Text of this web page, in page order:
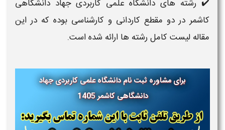
✔️ رشته های دانشگاه علمی کاربردی جهاد دانشگاهی
کاشمر در دو مقطع کاردانی و کارشناسی بوده که در این
مقاله لیست کامل رشته ها ارائه شده است.
برای مشاوره ثبت نام دانشگاه علمی کاربردی جهاد
دانشگاهی کاشمر 1405